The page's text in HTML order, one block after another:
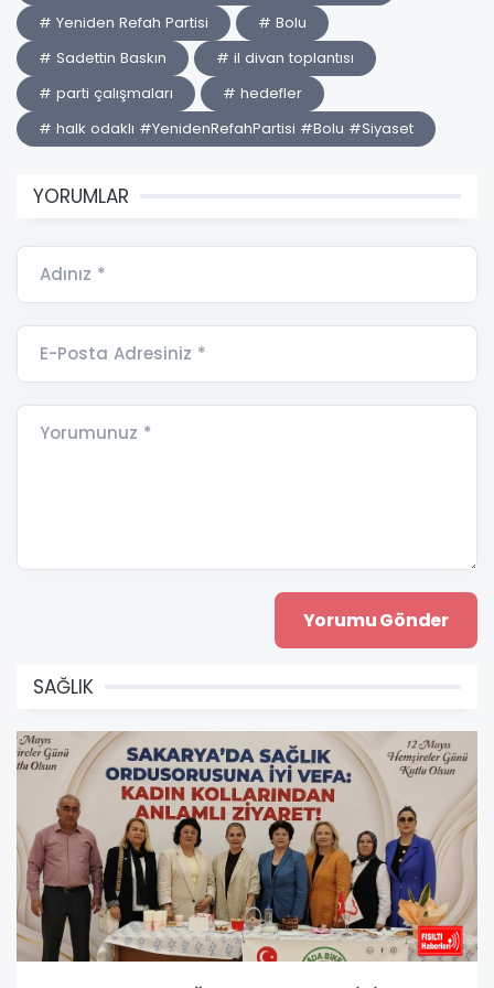
# Yeniden Refah Partisi
# Bolu
# Sadettin Baskın
# il divan toplantısı
# parti çalışmaları
# hedefler
# halk odaklı #YenidenRefahPartisi #Bolu #Siyaset
YORUMLAR
Adınız *
E-Posta Adresiniz *
Yorumunuz *
SAĞLIK